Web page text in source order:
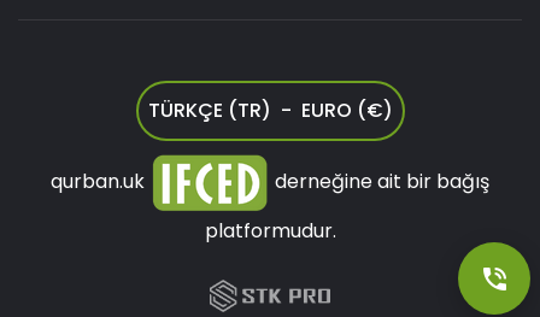
TÜRKÇE (TR) - EURO (€)
qurban.uk
derneğine ait bir bağış
platformudur.